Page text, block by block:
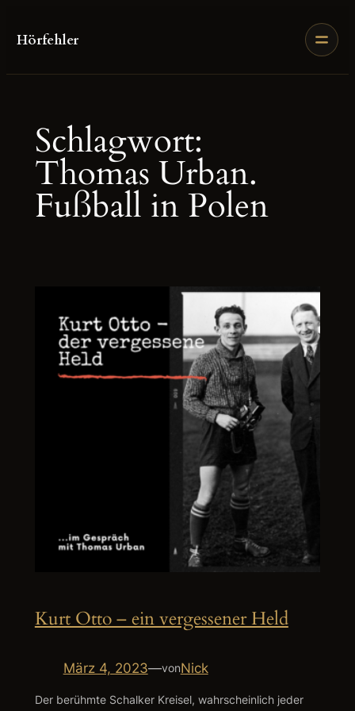
Inhalt
Hörfehler
Schlagwort:
Thomas Urban.
Fußball in Polen
Kurt Otto – ein vergessener Held
März 4, 2023—vonNick
Der berühmte Schalker Kreisel, wahrscheinlich jeder